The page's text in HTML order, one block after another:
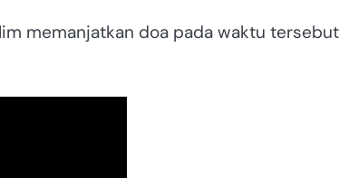
memanjatkan doa pada waktu